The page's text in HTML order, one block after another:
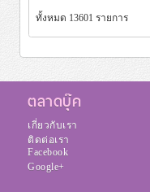
ทั้งหมด 13601 รายการ
ตลาดบุ๊ค
เกี่ยวกับเรา
ติดต่อเรา
Facebook
Google+